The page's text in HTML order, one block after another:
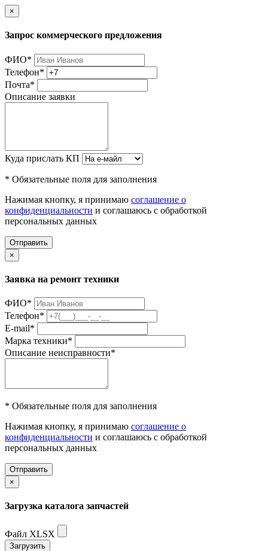
×
Запрос коммерческого предложения
ФИО*
Телефон*
Почта*
Описание заявки
Куда прислать КП
* Обязательные поля для заполнения
Нажимая кнопку, я принимаю соглашение о
конфиденциальности и соглашаюсь с обработкой
персональных данных
Отправить
×
Заявка на ремонт техники
ФИО*
Телефон*
E-mail*
Марка техники*
Описание неисправности*
* Обязательные поля для заполнения
Нажимая кнопку, я принимаю соглашение о
конфиденциальности и соглашаюсь с обработкой
персональных данных
Отправить
×
Загрузка каталога запчастей
Файл XLSX
Загрузить